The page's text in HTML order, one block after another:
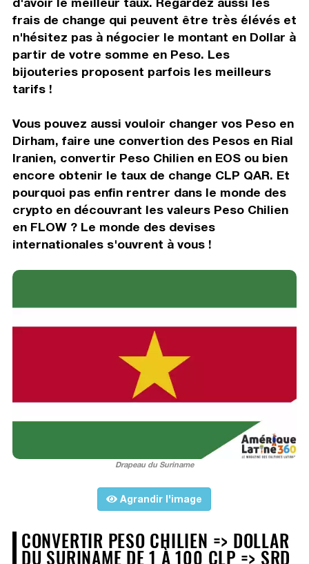
frais de change qui peuvent être très élévés et
n'hésitez pas à négocier le montant en Dollar à
partir de votre somme en Peso. Les
bijouteries proposent parfois les meilleurs
tarifs !
Vous pouvez aussi vouloir changer vos Peso en
Dirham, faire une convertion des Pesos en Rial
Iranien, convertir Peso Chilien en EOS ou bien
encore obtenir le taux de change CLP QAR. Et
pourquoi pas enfin rentrer dans le monde des
crypto en découvrant les valeurs Peso Chilien
en FLOW ? Le monde des devises
internationales s'ouvrent à vous !
Drapeau du Suriname
Agrandir l'image
CONVERTIR PESO CHILIEN => DOLLAR
DU SURINAME DE 1 À 100 CLP => SRD